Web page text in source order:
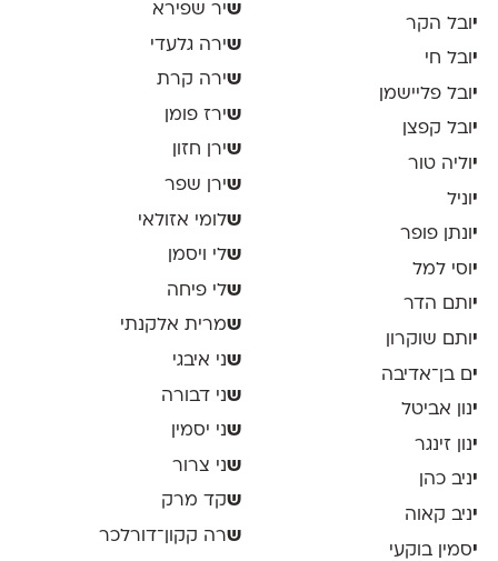
י ובל הקר
יובל חי
י ובל פליישמן
יובל קפצן
י וליה טור
י וניל
יונתן פופר
י וסי למל
יותם הדר
י ותם שוקרון
ים בן־אדיבה
ינון אביטל
ינון זינגר
יניב כהן
יניב קאוה
יסמין בוקעי
שיר שפירא
שירה גלעדי
שירה קרת
שירז פומן
שירן חזון
שירן שפר
שלומי אזולאי
שלי ויסמן
שלי פיחה
שמרית אלקנתי
שני איבגי
שני דבורה
שני יסמין
שני צרור
שקד מרק
שרה קקון־דורלכר